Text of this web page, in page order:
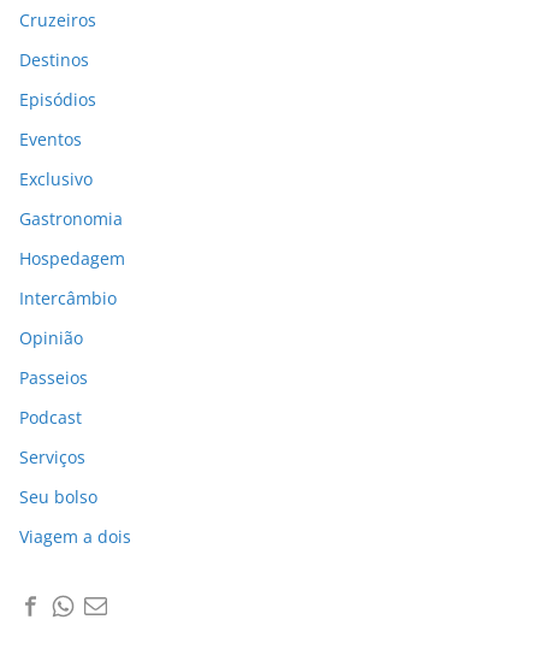
Cruzeiros
Destinos
Episódios
Eventos
Exclusivo
Gastronomia
Hospedagem
Intercâmbio
Opinião
Passeios
Podcast
Serviços
Seu bolso
Viagem a dois